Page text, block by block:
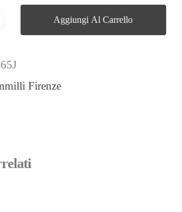
Aggiungi Al Carrello
Firenze